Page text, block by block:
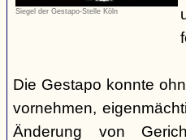
Siegel der Gestapo-Stelle Köln
Die Gestapo konnte
vornehmen,
Änderung von